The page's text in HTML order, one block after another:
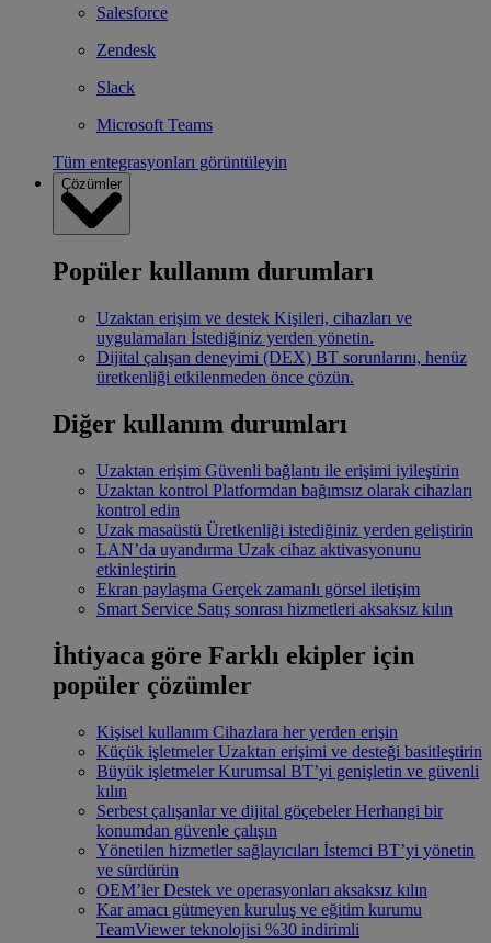
Salesforce
Zendesk
Slack
Microsoft Teams
Tüm entegrasyonları görüntüleyin
Çözümler
Popüler kullanım durumları
Uzaktan erişim ve destek Kişileri, cihazları ve
uygulamaları İstediğiniz yerden yönetin.
Dijital çalışan deneyimi (DEX) BT sorunlarını, henüz
üretkenliği etkilenmeden önce çözün.
Diğer kullanım durumları
Uzaktan erişim Güvenli bağlantı ile erişimi iyileştirin
Uzaktan kontrol Platformdan bağımsız olarak cihazları
kontrol edin
Uzak masaüstü Üretkenliği istediğiniz yerden geliştirin
LAN’da uyandırma Uzak cihaz aktivasyonunu
etkinleştirin
Ekran paylaşma Gerçek zamanlı görsel iletişim
Smart Service Satış sonrası hizmetleri aksaksız kılın
İhtiyaca göre Farklı ekipler için
popüler çözümler
Kişisel kullanım Cihazlara her yerden erişin
Küçük işletmeler Uzaktan erişimi ve desteği basitleştirin
Büyük işletmeler Kurumsal BT’yi genişletin ve güvenli
kılın
Serbest çalışanlar ve dijital göçebeler Herhangi bir
konumdan güvenle çalışın
Yönetilen hizmetler sağlayıcıları İstemci BT’yi yönetin
ve sürdürün
OEM’ler Destek ve operasyonları aksaksız kılın
Kar amacı gütmeyen kuruluş ve eğitim kurumu
TeamViewer teknolojisi %30 indirimli